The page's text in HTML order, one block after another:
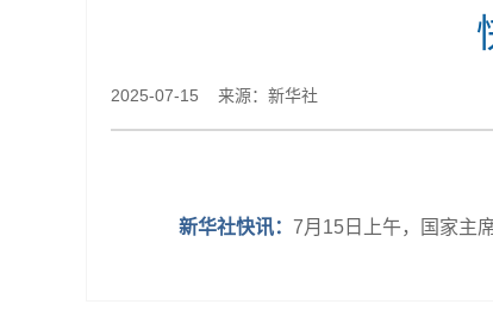
2025-07-15 来源：新华社
新华社快讯： 7月15日上午，国家主